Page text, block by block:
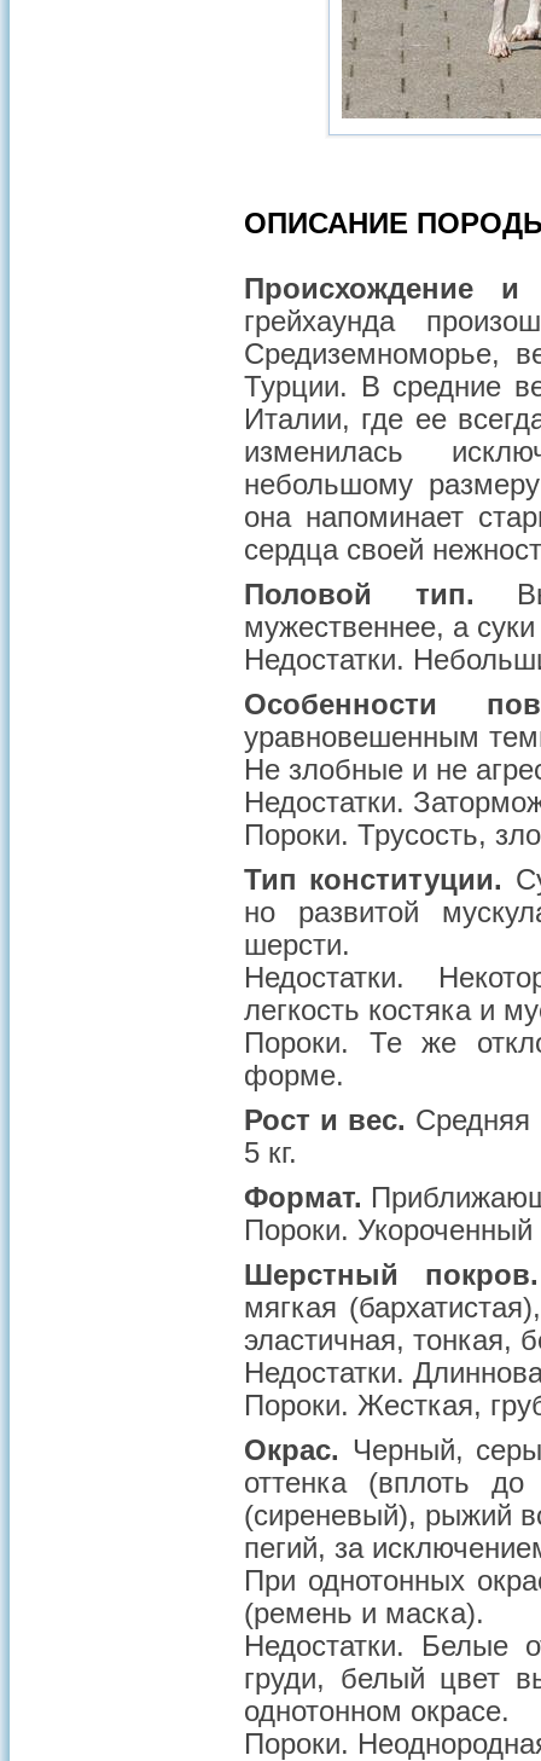
ОПИСАНИЕ
Происхождение
грейхаунда
Средиземноморье,
Турции. В средние
Италии, где ее
изменилась
небольшому
она напоминает
сердца своей
Половой тип.
мужественнее, а
Недостатки.
Особенности
уравновешенным
Не злобные и не
Недостатки.
Пороки. Трусость,
Тип конституции.
но развитой
шерсти.
Недостатки.
легкость костяка и
Пороки. Те же
форме.
Рост и вес.
5 кг.
Формат.
Пороки.
Шерстный покров.
мягкая
эластичная, тонкая,
Недостатки.
Пороки. Жесткая,
Окрас. Черный,
оттенка (вплоть
(сиреневый), рыжий
пегий, за
При однотонных
(ремень и маска).
Недостатки. Белые
груди, белый цвет
однотонном окрасе.
Пороки.